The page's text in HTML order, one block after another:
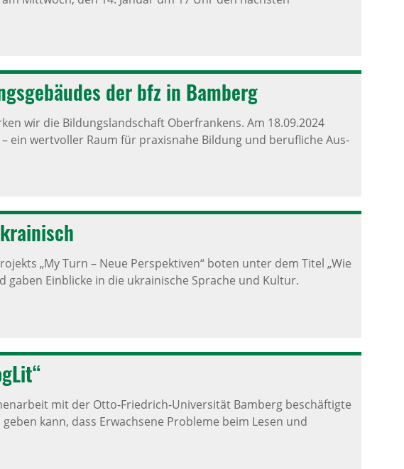
der bfz in Bamberg
wir die Bildungslandschaft Oberfrankens. Am 18.09.2024
ein wertvoller Raum für praxisnahe Bildung und berufliche Aus-
„My Turn – Neue Perspektiven“ boten unter dem Titel „Wie
gaben Einblicke in die ukrainische Sprache und Kultur.
mit der Otto-Friedrich-Universität Bamberg beschäftigte
kann, dass Erwachsene Probleme beim Lesen und